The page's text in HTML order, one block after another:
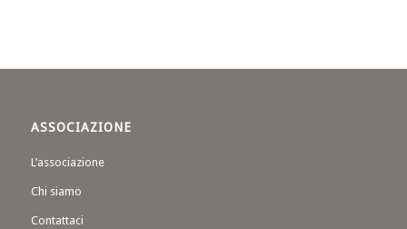
ASSOCIAZIONE
L’associazione
Chi siamo
Contattaci